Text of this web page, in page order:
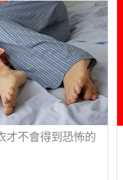
才不會得到恐怖的